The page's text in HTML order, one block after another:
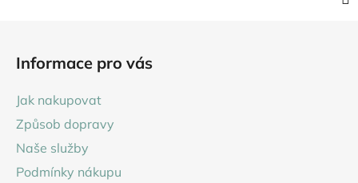
Informace pro vás
Jak nakupovat
Způsob dopravy
Naše služby
Podmínky nákupu